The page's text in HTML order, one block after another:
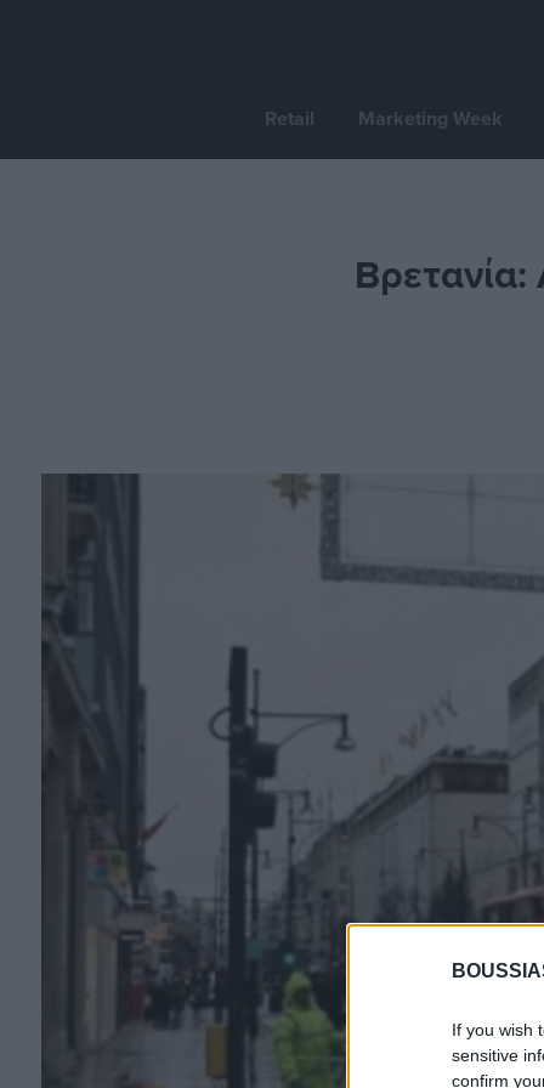
If you wish
sensitive
confirm
Retail Marketing Week